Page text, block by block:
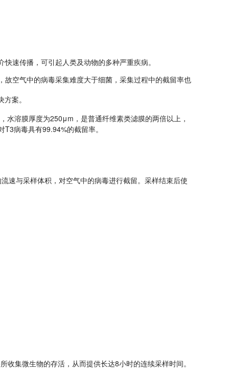
速传播，可引起人类及动物的多种严重疾病。
空气中的病毒采集难度大于细菌，采集过程中的截留率也
案。
水溶膜厚度为250μm ，是普通纤维素类滤膜的两倍以上，
T3病毒具有99.94%的截留率。
速与采样体积，对空气中的病毒进行截留。采样结束后使
收集微生物的存活，从而提供长达8小时的连续采样时间。